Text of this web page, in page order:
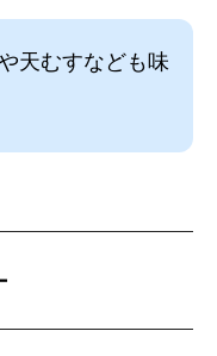
天むすなども味